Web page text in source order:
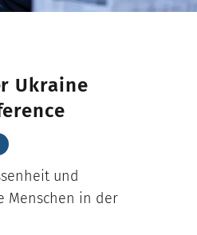
Ukraine
und
Menschen in der